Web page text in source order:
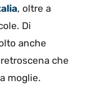
, oltre a
Di
anche
che
moglie.